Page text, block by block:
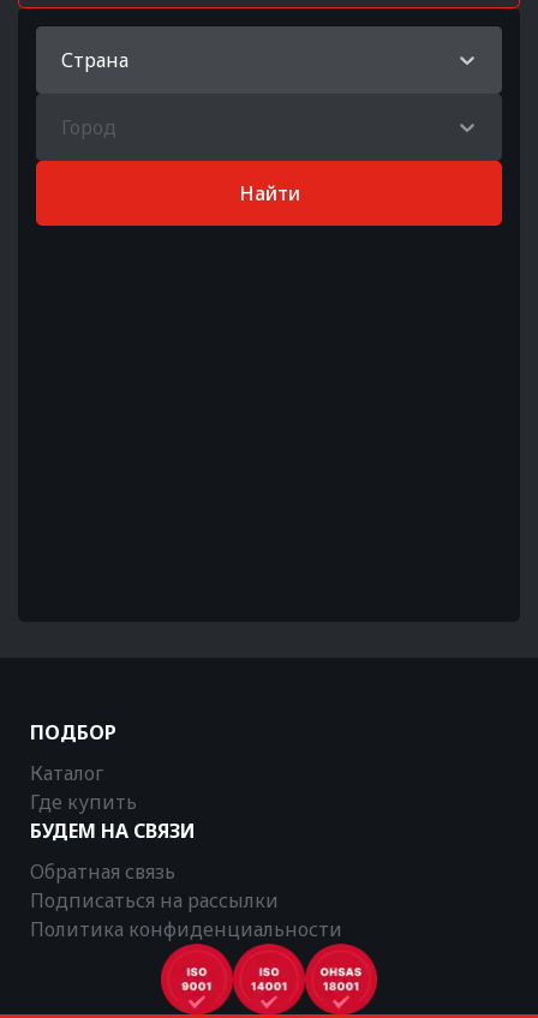
Страна
Город
Найти
ПОДБОР
Каталог
Где купить
БУДЕМ НА СВЯЗИ
Обратная связь
Подписаться на рассылки
Политика конфиденциальности